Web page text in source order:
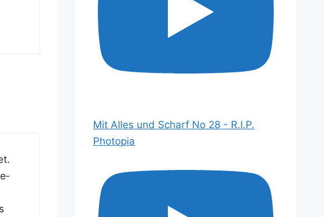
Mit Alles und Scharf No 28 - R.I.P.
Photopia